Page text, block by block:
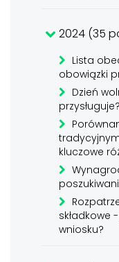
2024 (35
Lista
obowiązki
Dzień
przysługuje?
kluczowe
składkowe
wniosku?